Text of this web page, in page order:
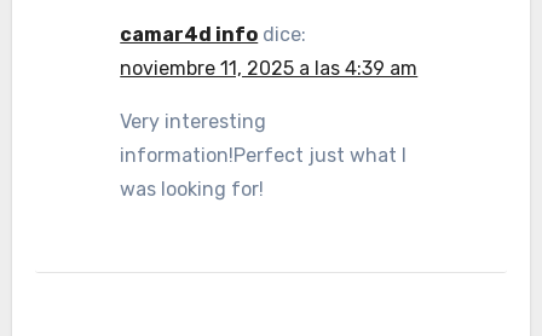
camar4d info dice:
noviembre 11, 2025 a las 4:39 am
Very interesting
information!Perfect just what I
was looking for!